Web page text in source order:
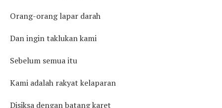
Orang-orang lapar darah
Dan ingin taklukan kami
Sebelum semua itu
Kami adalah rakyat kelaparan
Disiksa dengan batang karet